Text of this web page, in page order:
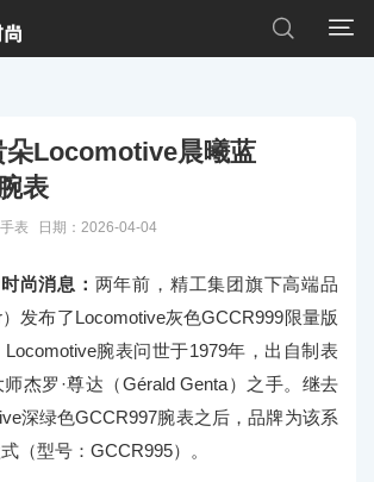


朵Locomotive晨曦蓝
表
手表 日期：2026-04-04
尚消息： 两年前，精工集团旗下高端品
发布了Locomotive灰色GCCR999限量版
腕表问世于1979年，出自制表
杰罗·尊达（Gérald Genta）之手。继去
深绿色GCCR997腕表之后，品牌为该系
（型号：GCCR995）。